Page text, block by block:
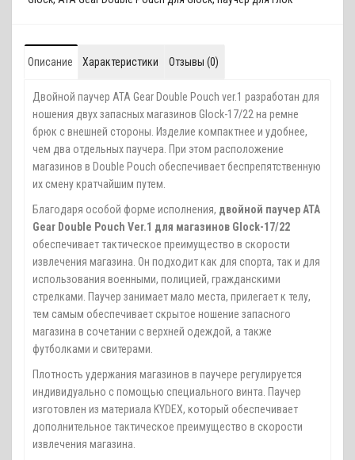
Описание Характеристики Отзывы (0)
Двойной паучер ATA Gear Double Pouch ver.1 разработан для
ношения двух запасных магазинов Glock-17/22 на ремне
брюк с внешней стороны. Изделие компактнее и удобнее,
чем два отдельных паучера. При этом расположение
магазинов в Double Pouch обеспечивает беспрепятственную
их смену кратчайшим путем.
Благодаря особой форме исполнения, двойной паучер ATA
Gear Double Pouch Ver.1 для магазинов Glock-17/22
обеспечивает тактическое преимущество в скорости
извлечения магазина. Он подходит как для спорта, так и для
использования военными, полицией, гражданскими
стрелками. Паучер занимает мало места, прилегает к телу,
тем самым обеспечивает скрытое ношение запасного
магазина в сочетании с верхней одеждой, а также
футболками и свитерами.
Плотность удержания магазинов в паучере регулируется
индивидуально с помощью специального винта. Паучер
изготовлен из материала KYDEX, который обеспечивает
дополнительное тактическое преимущество в скорости
извлечения магазина.